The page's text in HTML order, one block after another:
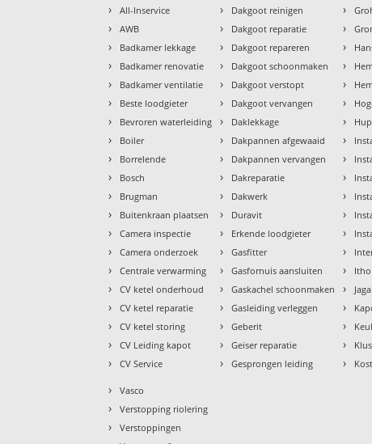
› All-Inservice
› AWB
› Badkamer lekkage
› Badkamer renovatie
› Badkamer ventilatie
› Beste loodgieter
› Bevroren waterleiding
› Boiler
› Borrelende
› Bosch
› Brugman
› Buitenkraan plaatsen
› Camera inspectie
› Camera onderzoek
› Centrale verwarming
› CV ketel onderhoud
› CV ketel reparatie
› CV ketel storing
› CV Leiding kapot
› CV Service
› Dakgoot reinigen
› Dakgoot reparatie
› Dakgoot repareren
› Dakgoot schoonmaken
› Dakgoot verstopt
› Dakgoot vervangen
› Daklekkage
› Dakpannen afgewaaid
› Dakpannen vervangen
› Dakreparatie
› Dakwerk
› Duravit
› Erkende loodgieter
› Gasfitter
› Gasfornuis aansluiten
› Gaskachel schoonmaken
› Gasleiding verleggen
› Geberit
› Geiser reparatie
› Gesprongen leiding
›
›
›
›
›
›
›
›
›
›
›
›
›
›
›
› Jaga
›
›
›
›
› Vasco
› Verstopping riolering
› Verstoppingen